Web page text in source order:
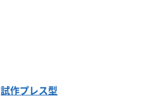
試作プレス型